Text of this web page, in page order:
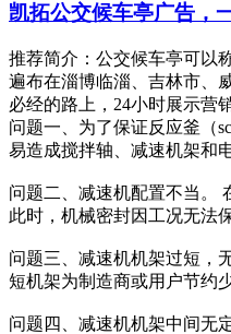
凯拓公交候车亭广告，
推荐简介：公交候车亭可以
遍布在淄博临淄、吉林市、
必经的路上，24小时展示营
问题一、为了保证反应釜（
易造成搅拌轴、减速机架和
问题二、减速机配置不当。
此时，机械密封因工况无法
问题三、减速机机架过短，
短机架为制造商或用户节约
问题四、减速机机架中间无